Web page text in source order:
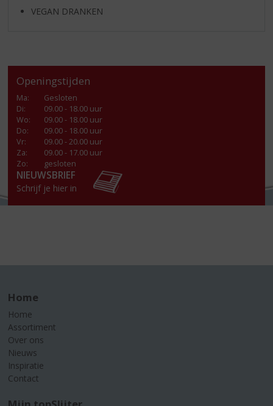
VEGAN DRANKEN
Openingstijden
Ma:
Gesloten
Di:
09.00 - 18.00 uur
Wo:
09.00 - 18.00 uur
Do:
09.00 - 18.00 uur
Vr:
09.00 - 20.00 uur
Za:
09.00 - 17.00 uur
Zo:
gesloten
NIEUWSBRIEF
Schrijf je hier in
Home
Home
Assortiment
Over ons
Nieuws
Inspiratie
Contact